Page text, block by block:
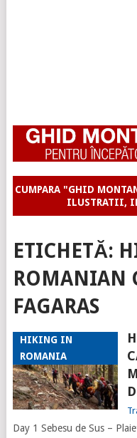
CUMPARA "GHID
ILUSTRATII,
ETICHETĂ:
ROMANIAN
FAGARAS
HIKING IN
ROMANIA
Day 1 Sebesu de Sus –